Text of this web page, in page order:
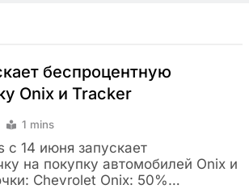
беспроцентную
Onix и Tracker
1 mins
с 14 июня запускает
на покупку автомобилей Onix и
Chevrolet Onix: 50%…